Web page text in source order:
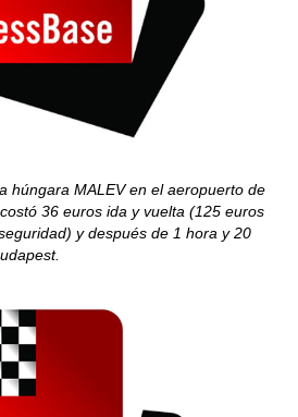
húngara MALEV en el aeropuerto de
36 euros ida y vuelta (125 euros
y después de 1 hora y 20